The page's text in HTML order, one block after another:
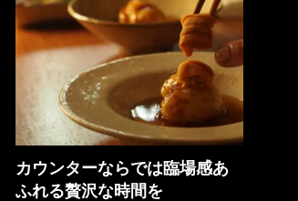
カウンターならでは臨場感あ
ふれる贅沢な時間を